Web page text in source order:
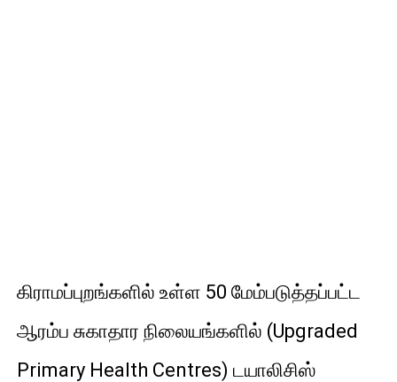
கிராமப்புறங்களில் உள்ள 50 மேம்படுத்தப்பட்ட
ஆரம்ப சுகாதார நிலையங்களில் (Upgraded
Primary Health Centres) டயாலிசிஸ்